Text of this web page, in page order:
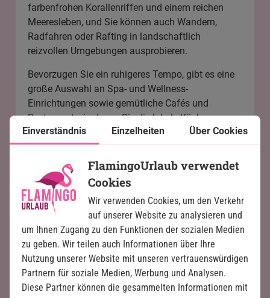
farbenfrohen Korallenriffen und einem reichen
Meeresleben, und Sie können auch Wandern,
Radfahren oder Rafting in landschaftlich
reizvollen Umgebungen ausprobieren.
Bevorzugen Sie ein ruhigeres Tempo, gibt es eine
große Auswahl an Spa- und Wellness-
Einrichtungen sowie gemütliche Cafés und
Restaurants, in denen Sie die lokale Küche
genießen können. Die Kombination aus aktiven
Erlebnissen und Entspannung macht Bali zu
einem Reiseziel, das für jeden Geschmack etwas
bietet.
Sie können mehr über unsere zusätzlichen Touren
auf Bali hier lesen.
Wann ist die beste Reisezeit für Bali?
Einverständnis Einzelheiten Über Cookies
FlamingoUrlaub verwendet
Cookies
Wir verwenden Cookies, um den Verkehr
auf unserer Website zu analysieren und
um Ihnen Zugang zu den Funktionen der sozialen Medien
zu geben. Wir teilen auch Informationen über Ihre
Nutzung unserer Website mit unseren vertrauenswürdigen
Partnern für soziale Medien, Werbung und Analysen.
Diese Partner können die gesammelten Informationen mit